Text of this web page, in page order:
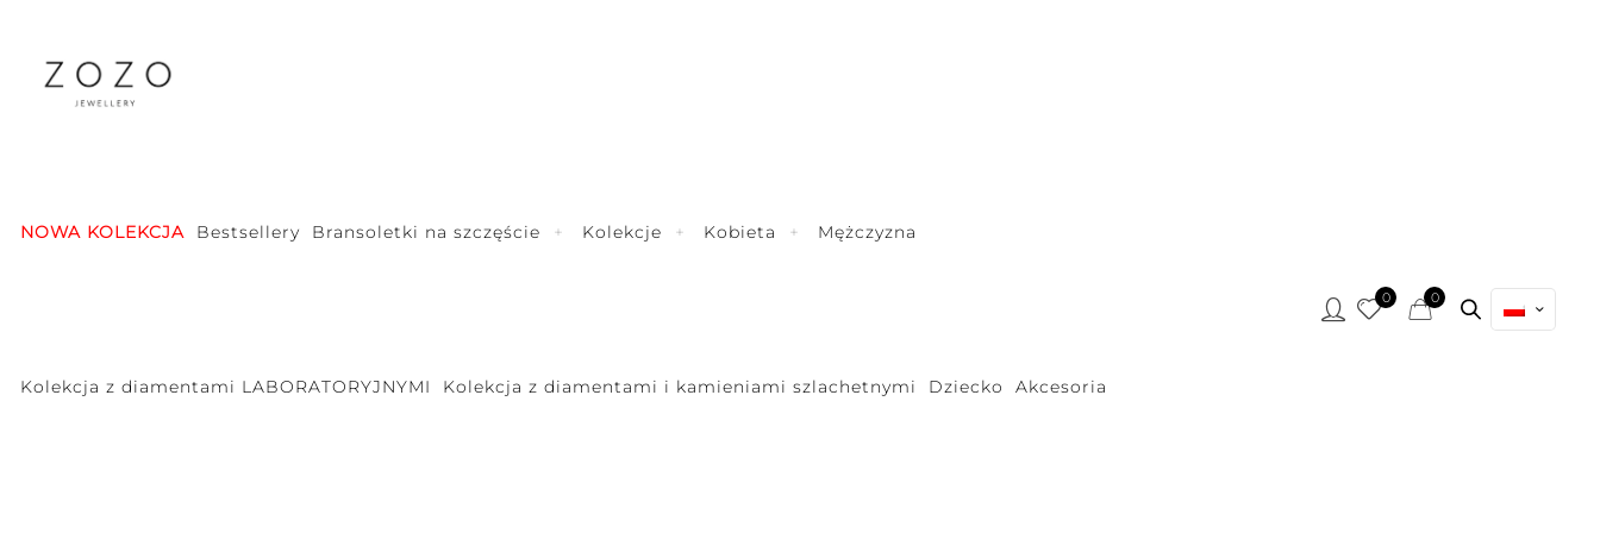
NOWA KOLEKCJA Bestsellery Bransoletki na szczęście Kolekcje Kobieta Mężczyzna
Kolekcja z diamentami LABORATORYJNYMI Kolekcja z diamentami i kamieniami szlachetnymi Dziecko Akcesoria
0 0